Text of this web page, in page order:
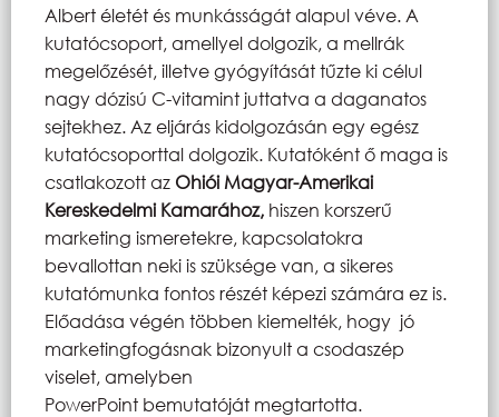
Albert életét és munkásságát alapul véve. A
kutatócsoport, amellyel dolgozik, a mellrák
megelőzését, illetve gyógyítását tűzte ki célul
nagy dózisú C-vitamint juttatva a daganatos
sejtekhez. Az eljárás kidolgozásán egy egész
kutatócsoporttal dolgozik. Kutatóként ő maga is
csatlakozott az Ohiói Magyar-Amerikai
Kereskedelmi Kamarához, hiszen korszerű
marketing ismeretekre, kapcsolatokra
bevallottan neki is szüksége van, a sikeres
kutatómunka fontos részét képezi számára ez is.
Előadása végén többen kiemelték, hogy jó
marketingfogásnak bizonyult a csodaszép
viselet, amelyben
PowerPoint bemutatóját megtartotta.